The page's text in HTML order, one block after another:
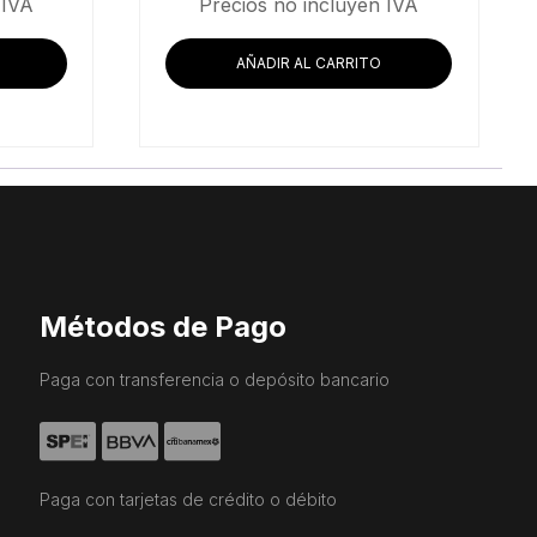
$7,645.69.
era:
$67,101.72.$62,907.76.
AÑADIR AL CARRITO
Métodos de Pago
Paga con transferencia o depósito bancario
Paga con tarjetas de crédito o débito